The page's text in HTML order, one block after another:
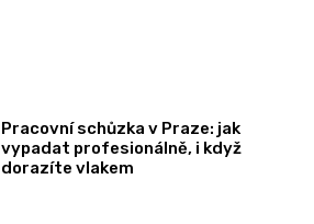
Pracovní schůzka v Praze: jak
vypadat profesionálně, i když
dorazíte vlakem